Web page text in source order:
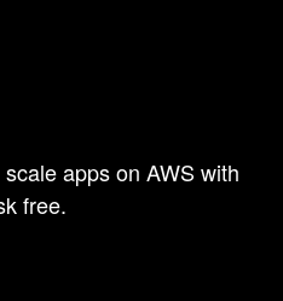
apps on AWS with
free.